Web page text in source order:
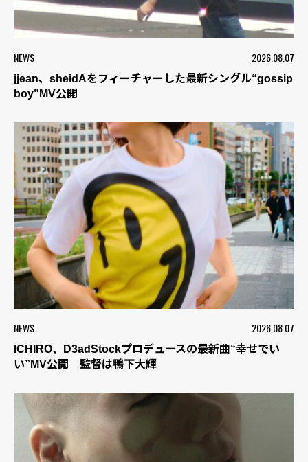
NEWS 2026.08.07
jjean、sheidAをフィーチャーした最新シングル“gossip
boy”MV公開
NEWS 2026.08.07
ICHIRO、D3adStockプロデュースの最新曲“幸せでい
い”MV公開 監督は鴨下大輝